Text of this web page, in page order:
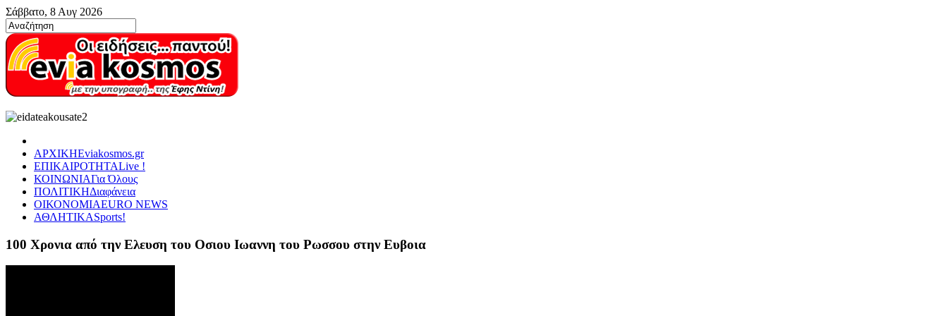
Σάββατο, 8 Αυγ 2026
ΑΡΧΙΚΗEviakosmos.gr
ΕΠΙΚΑΙΡΟΤΗΤΑLive !
ΚΟΙΝΩΝΙΑΓια Όλους
ΠΟΛΙΤΙΚΗΔιαφάνεια
ΟΙΚΟΝΟΜΙΑEURO NEWS
ΑΘΛΗΤΙΚΑSports!
100 Χρονια από την Ελευση του Οσιου Ιωαννη του Ρωσσου στην Ευβοια